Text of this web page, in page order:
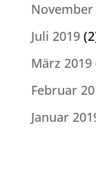
November
Juli 2019
März 2019
Februar
Januar